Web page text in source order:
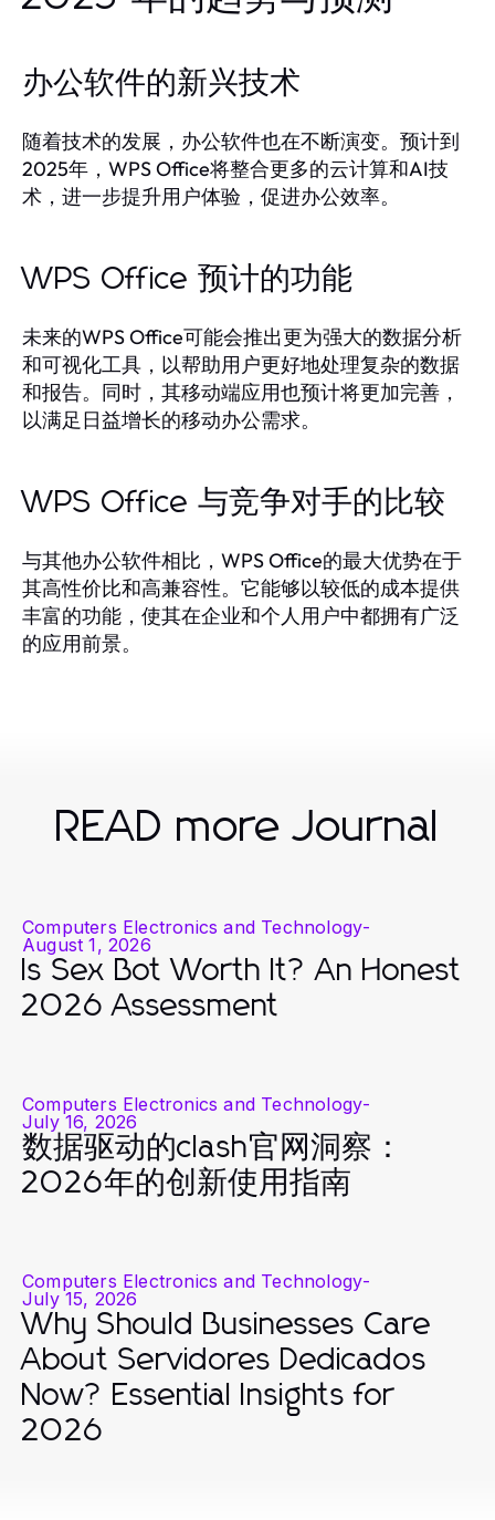
办公软件的新兴技术
随着技术的发展，办公软件也在不断演变。预计到
2025年，WPS Office将整合更多的云计算和AI技
术，进一步提升用户体验，促进办公效率。
WPS Office 预计的功能
未来的WPS Office可能会推出更为强大的数据分析
和可视化工具，以帮助用户更好地处理复杂的数据
和报告。同时，其移动端应用也预计将更加完善，
以满足日益增长的移动办公需求。
WPS Office 与竞争对手的比较
与其他办公软件相比，WPS Office的最大优势在于
其高性价比和高兼容性。它能够以较低的成本提供
丰富的功能，使其在企业和个人用户中都拥有广泛
的应用前景。
READ more Journal
Computers Electronics and Technology-
August 1, 2026
Is Sex Bot Worth It? An Honest
2026 Assessment
Computers Electronics and Technology-
July 16, 2026
数据驱动的clash官网洞察：
2026年的创新使用指南
Computers Electronics and Technology-
July 15, 2026
Why Should Businesses Care
About Servidores Dedicados
Now? Essential Insights for
2026